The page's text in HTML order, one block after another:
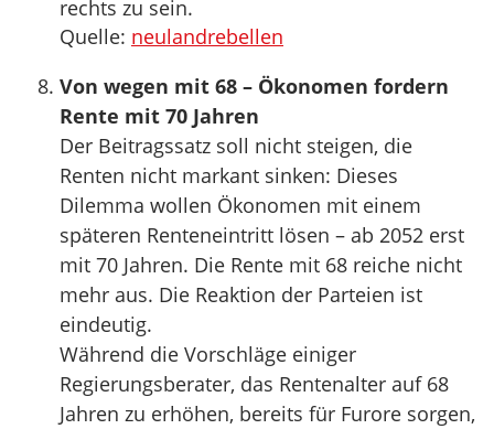
rechts zu sein.
Quelle: neulandrebellen
Von wegen mit 68 – Ökonomen fordern
Rente mit 70 Jahren
Der Beitragssatz soll nicht steigen, die
Renten nicht markant sinken: Dieses
Dilemma wollen Ökonomen mit einem
späteren Renteneintritt lösen – ab 2052 erst
mit 70 Jahren. Die Rente mit 68 reiche nicht
mehr aus. Die Reaktion der Parteien ist
eindeutig.
Während die Vorschläge einiger
Regierungsberater, das Rentenalter auf 68
Jahren zu erhöhen, bereits für Furore sorgen,